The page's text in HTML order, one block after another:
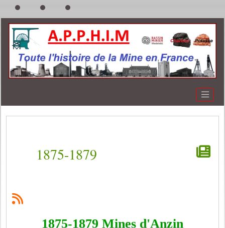
1875-1879
1875-1879 Mines d'Anzin